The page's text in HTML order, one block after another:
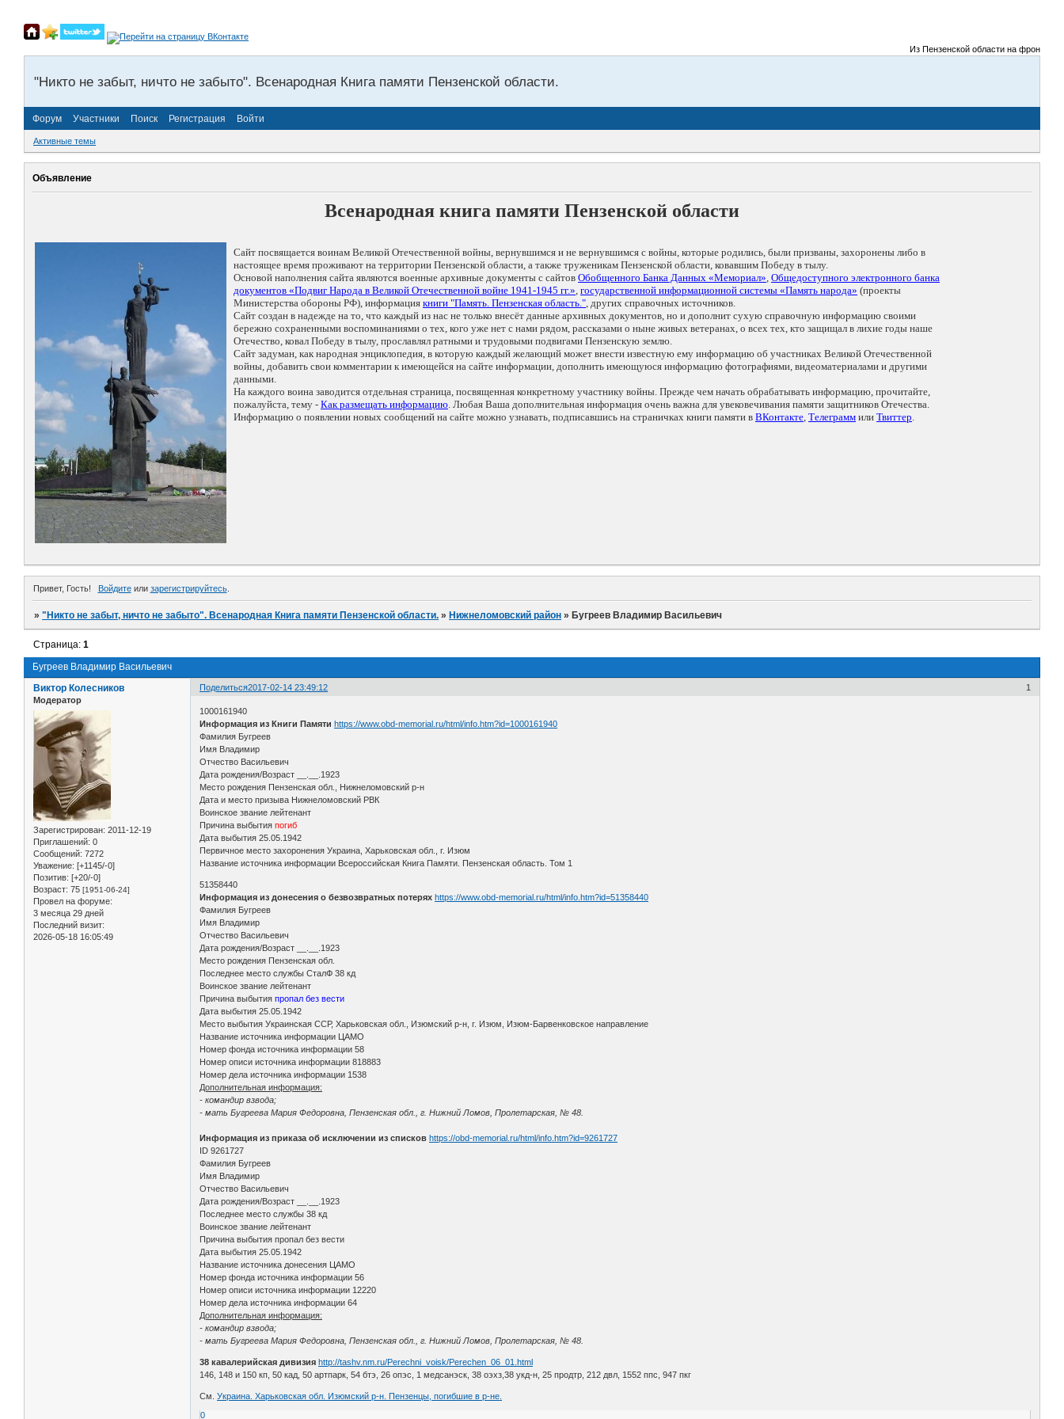
Из Пензенской области на фронты
"Никто не забыт, ничто не забыто". Всенародная Книга памяти Пензенской области.
Форум Участники Поиск Регистрация Войти
Активные темы
Объявление
Всенародная книга памяти Пензенской области
Сайт посвящается воинам Великой Отечественной войны, вернувшимся и не вернувшимся с войны, которые родились, были призваны, захоронены либо в
настоящее время проживают на территории Пензенской области, а также труженикам Пензенской области, ковавшим Победу в тылу.
Основой наполнения сайта являются военные архивные документы с сайтов Обобщенного Банка Данных «Мемориал», Общедоступного электронного банка
документов «Подвиг Народа в Великой Отечественной войне 1941-1945 гг.», государственной информационной системы «Память народа» (проекты
Министерства обороны РФ), информация книги "Память. Пензенская область.", других справочных источников.
Сайт создан в надежде на то, что каждый из нас не только внесёт данные архивных документов, но и дополнит сухую справочную информацию своими
бережно сохраненными воспоминаниями о тех, кого уже нет с нами рядом, рассказами о ныне живых ветеранах, о всех тех, кто защищал в лихие годы наше
Отечество, ковал Победу в тылу, прославлял ратными и трудовыми подвигами Пензенскую землю.
Сайт задуман, как народная энциклопедия, в которую каждый желающий может внести известную ему информацию об участниках Великой Отечественной
войны, добавить свои комментарии к имеющейся на сайте информации, дополнить имеющуюся информацию фотографиями, видеоматериалами и другими
данными.
На каждого воина заводится отдельная страница, посвященная конкретному участнику войны. Прежде чем начать обрабатывать информацию, прочитайте,
пожалуйста, тему - Как размещать информацию. Любая Ваша дополнительная информация очень важна для увековечивания памяти защитников Отечества.
Информацию о появлении новых сообщений на сайте можно узнавать, подписавшись на страничках книги памяти в ВКонтакте, Телеграмм или Твиттер.
Привет, Гость! Войдитеили зарегистрируйтесь.
»"Никто не забыт, ничто не забыто". Всенародная Книга памяти Пензенской области. » Нижнеломовский район » Бугреев Владимир Васильевич
Бугреев Владимир Васильевич
Страница:1
Поделиться 1
2017-02-14 23:49:12
Виктор Колесников
Модератор
Зарегистрирован: 2011-12-19
Приглашений: 0
Сообщений: 7272
Уважение: [+1145/-0]
Позитив: [+20/-0]
Возраст: 75 [1951-06-24]
Провел на форуме:
3 месяца 29 дней
Последний визит:
2026-05-18 16:05:49
1000161940
Информация из Книги Памяти https://www.obd-memorial.ru/html/info.htm?id=1000161940
Фамилия Бугреев
Имя Владимир
Отчество Васильевич
Дата рождения/Возраст __.__.1923
Место рождения Пензенская обл., Нижнеломовский р-н
Дата и место призыва Нижнеломовский РВК
Воинское звание лейтенант
Причина выбытияпогиб
Дата выбытия 25.05.1942
Первичное место захоронения Украина, Харьковская обл., г. Изюм
Название источника информации Всероссийская Книга Памяти. Пензенская область. Том 1
51358440
Информация из донесения о безвозвратных потерях https://www.obd-memorial.ru/html/info.htm?id=51358440
Фамилия Бугреев
Имя Владимир
Отчество Васильевич
Дата рождения/Возраст __.__.1923
Место рождения Пензенская обл.
Последнее место службы СталФ 38 кд
Воинское звание лейтенант
Причина выбытияпропал без вести
Дата выбытия 25.05.1942
Место выбытия Украинская ССР, Харьковская обл., Изюмский р-н, г. Изюм, Изюм-Барвенковское направление
Название источника информации ЦАМО
Номер фонда источника информации 58
Номер описи источника информации 818883
Номер дела источника информации 1538
Дополнительная информация:
- командир взвода;
- мать Бугреева Мария Федоровна, Пензенская обл., г. Нижний Ломов, Пролетарская, № 48.
Информация из приказа об исключении из списков https://obd-memorial.ru/html/info.htm?id=9261727
ID 9261727
Фамилия Бугреев
Имя Владимир
Отчество Васильевич
Дата рождения/Возраст __.__.1923
Последнее место службы 38 кд
Воинское звание лейтенант
Причина выбытия пропал без вести
Дата выбытия 25.05.1942
Название источника донесения ЦАМО
Номер фонда источника информации 56
Номер описи источника информации 12220
Номер дела источника информации 64
Дополнительная информация:
- командир взвода;
- мать Бугреева Мария Федоровна, Пензенская обл., г. Нижний Ломов, Пролетарская, № 48.
38 кавалерийская дивизия http://tashv.nm.ru/Perechni_voisk/Perechen_06_01.html
146, 148 и 150 кп, 50 кад, 50 артпарк, 54 бтэ, 26 опэс, 1 медсанэск, 38 оэхз,38 укд-н, 25 продтр, 212 двл, 1552 ппс, 947 пкг
См.Украина. Харьковская обл. Изюмский р-н. Пензенцы, погибшие в р-не.
0